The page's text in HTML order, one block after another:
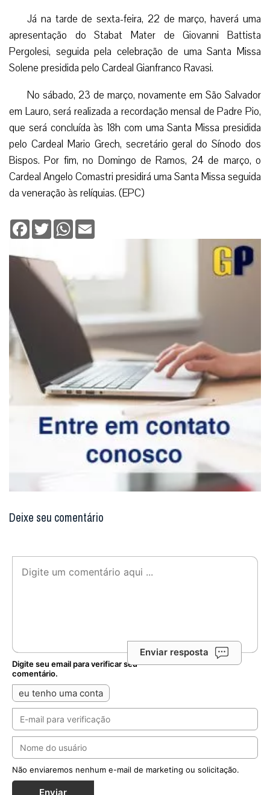
Já na tarde de sexta-feira, 22 de março, haverá uma
apresentação do Stabat Mater de Giovanni Battista
Pergolesi, seguida pela celebração de uma Santa Missa
Solene presidida pelo Cardeal Gianfranco Ravasi.
No sábado, 23 de março, novamente em São Salvador
em Lauro, será realizada a recordação mensal de Padre Pio,
que será concluída às 18h com uma Santa Missa presidida
pelo Cardeal Mario Grech, secretário geral do Sínodo dos
Bispos. Por fim, no Domingo de Ramos, 24 de março, o
Cardeal Angelo Comastri presidirá uma Santa Missa seguida
da veneração às relíquias. (EPC)
Facebook
TwitterWhatsApp
Deixe seu comentário
Enviar resposta
Digite seu email para verificar seu
comentário.
eu tenho uma conta
Não enviaremos nenhum e-mail de marketing ou solicitação.
Enviar